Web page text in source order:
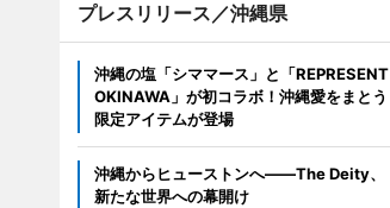
プレスリリース／沖縄県
沖縄の塩「シママース」と「REPRESENT
OKINAWA」が初コラボ！沖縄愛をまとう
限定アイテムが登場
沖縄からヒューストンへ――The Deity、
新たな世界への幕開け